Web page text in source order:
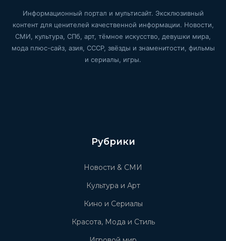
Информационный портал и мультисайт. Эксклюзивный
контент для ценителей качественной информации. Новости,
СМИ, культура, СПб, арт, тёмное искусство, девушки мира,
мода плюс-сайз, азия, СССР, звёзды и знаменитости, фильмы
и сериалы, игры.
Рубрики
Новости & СМИ
Культура и Арт
Кино и Сериалы
Красота, Мода и Стиль